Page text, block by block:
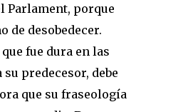
Parlament, porque
de desobedecer.
fue dura en las
su predecesor, debe
que su fraseología